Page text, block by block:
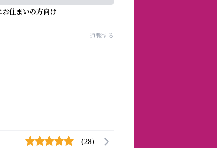
お住まいの方向け
通報する
(28)